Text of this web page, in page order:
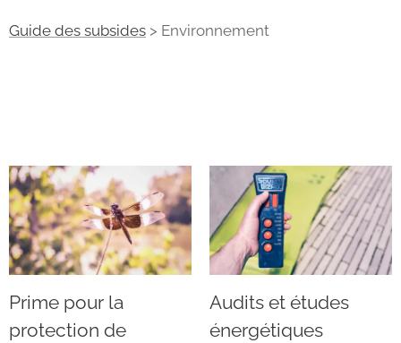
Guide des subsides > Environnement
Prime pour la
protection de
Audits et études
énergétiques